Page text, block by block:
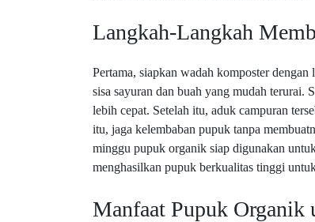
Langkah-Langkah
Pertama, siapkan wadah komposter
sisa sayuran dan buah yang mudah terurai.
lebih cepat. Setelah itu, aduk campuran
itu, jaga kelembaban pupuk tanpa
minggu pupuk organik siap digunakan
menghasilkan pupuk berkualitas tinggi
Manfaat Pupuk